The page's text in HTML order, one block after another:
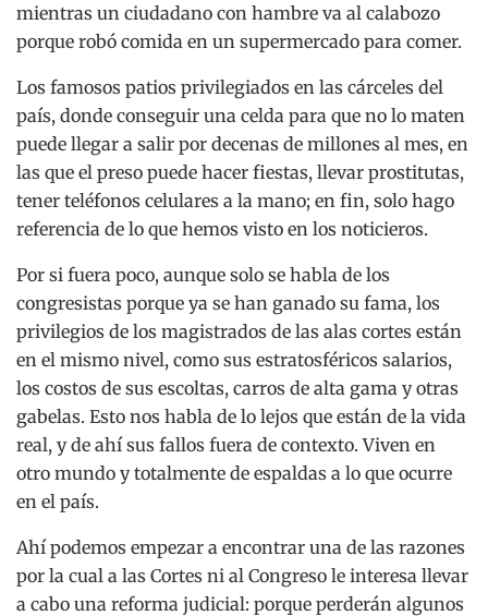
mientras un ciudadano con hambre va al calabozo
porque robó comida en un supermercado para comer.
Los famosos patios privilegiados en las cárceles del
país, donde conseguir una celda para que no lo maten
puede llegar a salir por decenas de millones al mes, en
las que el preso puede hacer fiestas, llevar prostitutas,
tener teléfonos celulares a la mano; en fin, solo hago
referencia de lo que hemos visto en los noticieros.
Por si fuera poco, aunque solo se habla de los
congresistas porque ya se han ganado su fama, los
privilegios de los magistrados de las alas cortes están
en el mismo nivel, como sus estratosféricos salarios,
los costos de sus escoltas, carros de alta gama y otras
gabelas. Esto nos habla de lo lejos que están de la vida
real, y de ahí sus fallos fuera de contexto. Viven en
otro mundo y totalmente de espaldas a lo que ocurre
en el país.
Ahí podemos empezar a encontrar una de las razones
por la cual a las Cortes ni al Congreso le interesa llevar
a cabo una reforma judicial: porque perderán algunos